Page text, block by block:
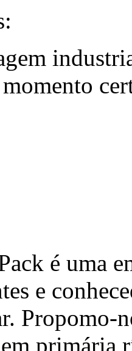
é uma
e
Propomo-
primária